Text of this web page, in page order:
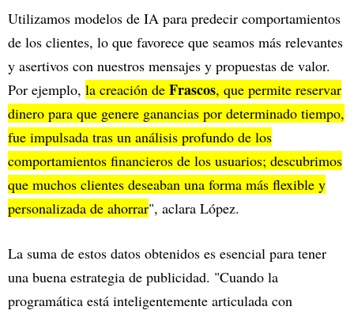
Utilizamos modelos de IA para predecir comportamientos
de los clientes, lo que favorece que seamos más relevantes
y asertivos con nuestros mensajes y propuestas de valor.
Por ejemplo, la creación de Frascos, que permite reservar
dinero para que genere ganancias por determinado tiempo,
fue impulsada tras un análisis profundo de los
comportamientos financieros de los usuarios; descubrimos
que muchos clientes deseaban una forma más flexible y
personalizada de ahorrar", aclara López.
La suma de estos datos obtenidos es esencial para tener
una buena estrategia de publicidad. "Cuando la
programática está inteligentemente articulada con